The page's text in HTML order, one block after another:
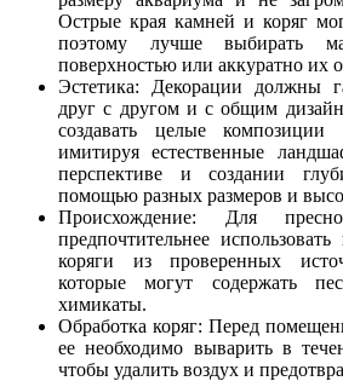
Острые края камней и коряг
поэтому лучше выбирать
поверхностью или аккуратно их
Эстетика: Декорации должны
друг с другом и с общим
создавать целые
имитируя естественные
перспективе и создании
помощью разных размеров и
Происхождение: Для
предпочтительнее
коряги из проверенных
которые могут содержать
химикаты.
Обработка коряг: Перед
ее необходимо выварить в
чтобы удалить воздух и